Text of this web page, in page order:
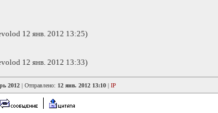
12 янв. 2012 13:25)
12 янв. 2012 13:33)
2012 | Отправлено: 12 янв. 2012 13:10 | IP